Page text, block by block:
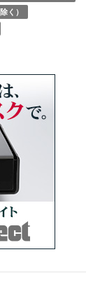
く）